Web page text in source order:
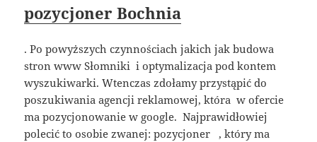
pozycjoner Bochnia
. Po powyższych czynnościach jakich jak budowa
stron www Słomniki i optymalizacja pod kontem
wyszukiwarki. Wtenczas zdołamy przystąpić do
poszukiwania agencji reklamowej, która w ofercie
ma pozycjonowanie w google. Najprawidłowiej
polecić to osobie zwanej: pozycjoner , który ma